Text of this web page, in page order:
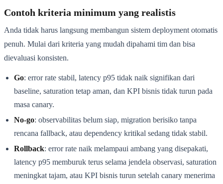
Contoh kriteria minimum yang realistis
Anda tidak harus langsung membangun sistem deployment otomatis
penuh. Mulai dari kriteria yang mudah dipahami tim dan bisa
dievaluasi konsisten.
Go: error rate stabil, latency p95 tidak naik signifikan dari
baseline, saturation tetap aman, dan KPI bisnis tidak turun pada
masa canary.
No-go: observabilitas belum siap, migration berisiko tanpa
rencana fallback, atau dependency kritikal sedang tidak stabil.
Rollback: error rate naik melampaui ambang yang disepakati,
latency p95 memburuk terus selama jendela observasi, saturation
meningkat tajam, atau KPI bisnis turun setelah canary menerima